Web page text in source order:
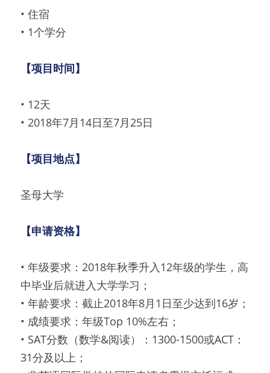
• 住宿
• 1个学分
【项目时间】
• 12天
• 2018年7月14日至7月25日
【项目地点】
圣母大学
【申请资格】
• 年级要求：2018年秋季升入12年级的学生，高
中毕业后就进入大学学习；
• 年龄要求：截止2018年8月1日至少达到16岁；
• 成绩要求：年级Top 10%左右；
• SAT分数（数学&阅读）：1300-1500或ACT：
31分及以上；